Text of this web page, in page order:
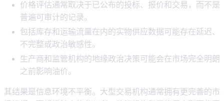
价格评估通常取决于已公布的投标、报价和交易，而不是
普遍可审计的记录。
包括库存和运输流量在内的实物供应数据可能存在延迟、
不完整或政治敏感性。
生产商和监管机构的地缘政治决策可能会在市场完全明朗
之前影响油价。
其结果是信息环境不平衡。大型交易机构通常拥有更完善的市